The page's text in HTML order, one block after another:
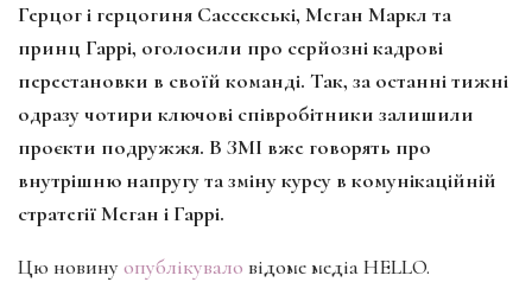
Герцог і герцогиня Сассекські, Меган Маркл та
принц Гаррі, оголосили про серйозні кадрові
перестановки в своїй команді. Так, за останні тижні
одразу чотири ключові співробітники залишили
проєкти подружжя. В ЗМІ вже говорять про
внутрішню напругу та зміну курсу в комунікаційній
стратегії Меган і Гаррі.
Цю новинуопублікувало відоме медіа HELLO.